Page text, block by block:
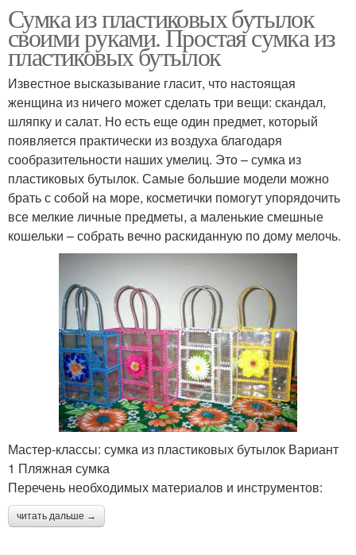
Сумка из пластиковых бутылок
своими руками. Простая сумка из
пластиковых бутылок
Известное высказывание гласит, что настоящая
женщина из ничего может сделать три вещи: скандал,
шляпку и салат. Но есть еще один предмет, который
появляется практически из воздуха благодаря
сообразительности наших умелиц. Это – сумка из
пластиковых бутылок. Самые большие модели можно
брать с собой на море, косметички помогут упорядочить
все мелкие личные предметы, а маленькие смешные
кошельки – собрать вечно раскиданную по дому мелочь.
Мастер-классы: сумка из пластиковых бутылок Вариант
1 Пляжная сумка
Перечень необходимых материалов и инструментов:
читать дальше →